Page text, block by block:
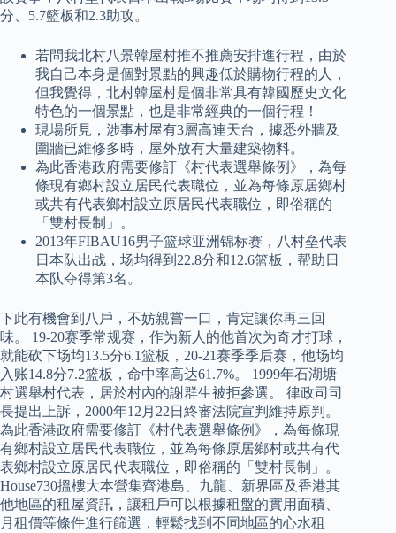
分、5.7籃板和2.3助攻。
若問我北村八景韓屋村推不推薦安排進行程，由於
我自己本身是個對景點的興趣低於購物行程的人，
但我覺得，北村韓屋村是個非常具有韓國歷史文化
特色的一個景點，也是非常經典的一個行程！
現場所見，涉事村屋有3層高連天台，據悉外牆及
圍牆已維修多時，屋外放有大量建築物料。
為此香港政府需要修訂《村代表選舉條例》，為每
條現有鄉村設立居民代表職位，並為每條原居鄉村
或共有代表鄉村設立原居民代表職位，即俗稱的
「雙村長制」。
2013年FIBAU16男子篮球亚洲锦标赛，八村垒代表
日本队出战，场均得到22.8分和12.6篮板，帮助日
本队夺得第3名。
下此有機會到八戶，不妨親嘗一口，肯定讓你再三回
味。 19-20赛季常规赛，作为新人的他首次为奇才打球，
就能砍下场均13.5分6.1篮板，20-21赛季季后赛，他场均
入账14.8分7.2篮板，命中率高达61.7%。 1999年石湖塘
村選舉村代表，居於村內的謝群生被拒參選。 律政司司
長提出上訴，2000年12月22日終審法院宣判維持原判。
為此香港政府需要修訂《村代表選舉條例》，為每條現
有鄉村設立居民代表職位，並為每條原居鄉村或共有代
表鄉村設立原居民代表職位，即俗稱的「雙村長制」。
House730搵樓大本營集齊港島、九龍、新界區及香港其
他地區的租屋資訊，讓租戶可以根據租盤的實用面積、
月租價等條件進行篩選，輕鬆找到不同地區的心水租